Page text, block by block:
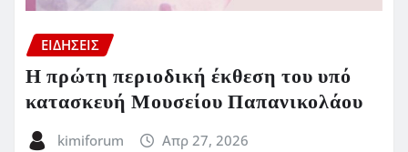
ΕΙΔΗΣΕΙΣ
Η πρώτη περιοδική έκθεση του υπό
κατασκευή Μουσείου Παπανικολάου
kimiforum Απρ 27, 2026